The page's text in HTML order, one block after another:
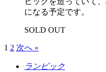
になる予定です。
SOLD OUT
1 2 次へ »
ランビック